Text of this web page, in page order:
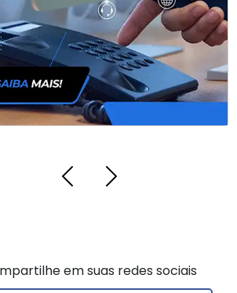
em suas redes sociais